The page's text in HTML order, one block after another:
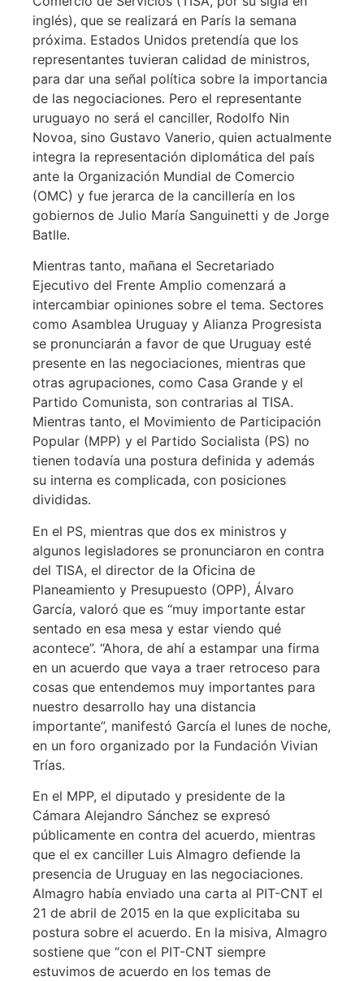
inglés), que se realizará en París la semana
próxima. Estados Unidos pretendía que los
representantes tuvieran calidad de ministros,
para dar una señal política sobre la importancia
de las negociaciones. Pero el representante
uruguayo no será el canciller, Rodolfo Nin
Novoa, sino Gustavo Vanerio, quien actualmente
integra la representación diplomática del país
ante la Organización Mundial de Comercio
(OMC) y fue jerarca de la cancillería en los
gobiernos de Julio María Sanguinetti y de Jorge
Batlle.
Mientras tanto, mañana el Secretariado
Ejecutivo del Frente Amplio comenzará a
intercambiar opiniones sobre el tema. Sectores
como Asamblea Uruguay y Alianza Progresista
se pronunciarán a favor de que Uruguay esté
presente en las negociaciones, mientras que
otras agrupaciones, como Casa Grande y el
Partido Comunista, son contrarias al TISA.
Mientras tanto, el Movimiento de Participación
Popular (MPP) y el Partido Socialista (PS) no
tienen todavía una postura definida y además
su interna es complicada, con posiciones
divididas.
En el PS, mientras que dos ex ministros y
algunos legisladores se pronunciaron en contra
del TISA, el director de la Oficina de
Planeamiento y Presupuesto (OPP), Álvaro
García, valoró que es “muy importante estar
sentado en esa mesa y estar viendo qué
acontece”. “Ahora, de ahí a estampar una firma
en un acuerdo que vaya a traer retroceso para
cosas que entendemos muy importantes para
nuestro desarrollo hay una distancia
importante”, manifestó García el lunes de noche,
en un foro organizado por la Fundación Vivian
Trías.
En el MPP, el diputado y presidente de la
Cámara Alejandro Sánchez se expresó
públicamente en contra del acuerdo, mientras
que el ex canciller Luis Almagro defiende la
presencia de Uruguay en las negociaciones.
Almagro había enviado una carta al PIT-CNT el
21 de abril de 2015 en la que explicitaba su
postura sobre el acuerdo. En la misiva, Almagro
sostiene que “con el PIT-CNT siempre
estuvimos de acuerdo en los temas de